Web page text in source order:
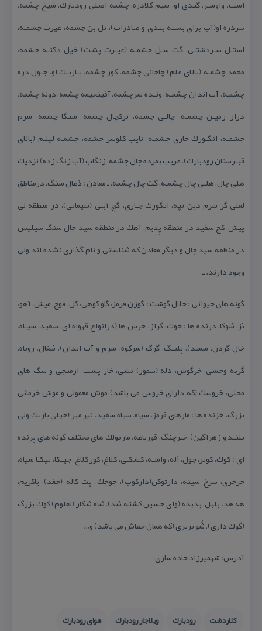
است، واوسـر، گندی او، سیم كلادره، چشمه اصلی رودبارك، شیخ چشمه،
سردره او(آب برای بسته بندی و صادرات)، تل بن چشمه، عیرت چشمـه،
استـل سـردشتـی، گت سـل چشمـه (عیـرت پشت) خیل دكتـه چشمه،
محمد چشمـه (بالای علم) چاخانی چشمه، كور چشمه، بـاریـك او، جـول دره
چشمـه، آب اندان چشمـه، ونـده سرچشمه، آفینجیمه چشمه، دوله چشمه،
دراز زمیـن چشمـه، چالـی چشمه، تركچال چشمه، شنگا چشمه، سرم
چشمـه، انگـورك جاری چشمـه، نایب كلوسر چشمه، چشمـه لیلـم (بالای
قبـرستان رودبارك)، غریب بمرده چال چشمه، زنگاب (آب زنگ زده) نزدیك
هلی چال، هلـی چال چشمـه، گت چال چشمه، ـ معادن : ذغال سنگ، درمناطق
لعلی گر سرم دین تپه، انگورك جـاری، گچ آبـی (سیمانی)، در منطقه لی
پیش، كچ سفید در منطقه پِدیم، آهك در منطقه سید چال سنگ سیلیس
در منطقه سید چال و دیگر معادن كه شناسائی و نام گذاری نشده اند ولی
وجود دارند. ـ
گونه های حیوانی : حلال گوشت : گوزن قرمز، گاو كوهی، كل، قوچ، میش، آهو،
بُز، شوكا، درنده ها : خوك، گراز، خرس ها (درانواع قهواه ای، سفید، سیـاه،
خال گردن، سمند)، پلنـگ، گرگ (سركوه، سرم و آب اندان)، شغال، روباه،
گربه وحشی، خرگوش، دله (سمور) تشی، خار پشت، ارمنجی و سگ های
محلی، خروسك (كه دارای خروس می باشد) موش معمولی و موش خرمائی
بزرگ. خزنده ها : مارهای قرمز، سیاه، سیاه سفید، تیر مهر (خیلی باریك ولی
بلنـد و زهراگین)، خـرچنگ، قورباغه، مارمولك های مختلف گونه های پرنده
ای : كوك، كوتر، جول، اَله، واشـه، كشكـی، كلاغ، كور كلاغ، جیـكا، تیكـا سیاه،
جرجری، سرخ سینه، دارتوكن(داركوب)، چوچك، پت كاله (جغد)، یاكریم،
هدهد، بلبل، بدبده (وای حسین كشته شد)، شاه شكار (لعلوم) كوك بزرگ
(گوك داری)، شُو پرپری (كه همان خفاش می باشد) و…
آدرس: شهمیرزاد جاده ساری
كلاردشت رودبارك ویلاجار رودبارك
هوای رودبارك